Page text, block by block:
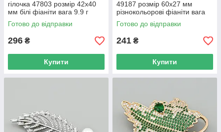
гілочка 47803 розмір 42х40
мм білі фіаніти вага 9.9 г
позолота Біле Золото
Готово до відправки
296 ₴
Купити
49187 розмір 60х27 мм
різнокольорові фіаніти вага
15.8 г позолота 14К
Готово до відправки
241 ₴
Купити